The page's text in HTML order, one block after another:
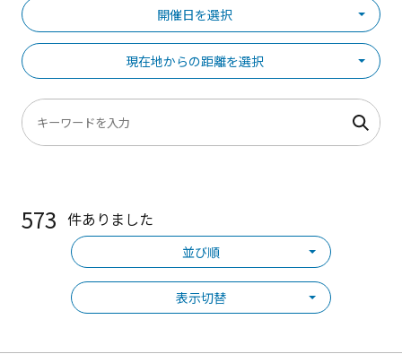
開催日を選択
現在地からの距離を選択
573 件ありました
並び順
表示切替